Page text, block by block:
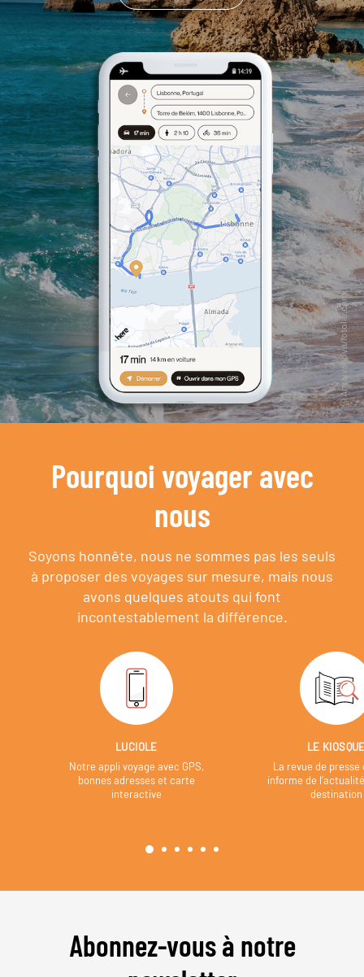
Pourquoi voyager avec
nous
Soyons honnête, nous ne sommes pas les seuls
à proposer des voyages sur mesure, mais nous
avons quelques atouts qui font
incontestablement la différence.
LUCIOLE
Notre appli voyage avec GPS,
bonnes adresses et carte
interactive
LE
La revue de presse
informe de
destination
Abonnez-vous à notre